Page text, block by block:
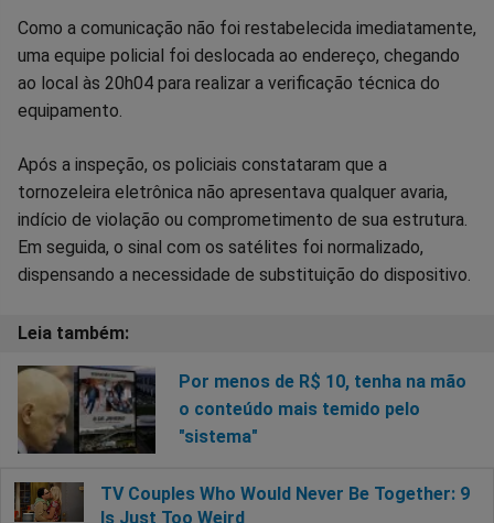
Como a comunicação não foi restabelecida imediatamente,
uma equipe policial foi deslocada ao endereço, chegando
ao local às 20h04 para realizar a verificação técnica do
equipamento.
Após a inspeção, os policiais constataram que a
tornozeleira eletrônica não apresentava qualquer avaria,
indício de violação ou comprometimento de sua estrutura.
Em seguida, o sinal com os satélites foi normalizado,
dispensando a necessidade de substituição do dispositivo.
Por menos de R$ 10, tenha na mão
o conteúdo mais temido pelo
"sistema"